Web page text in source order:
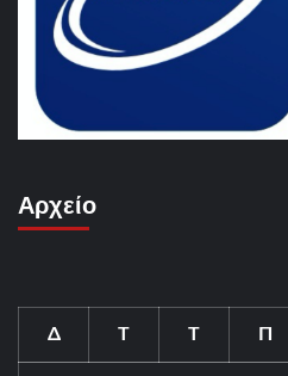
Αρχείο
Δ Τ Τ Π